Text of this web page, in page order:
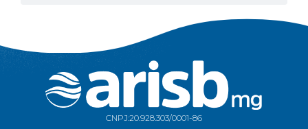
CNPJ:20.928.303/0001-86